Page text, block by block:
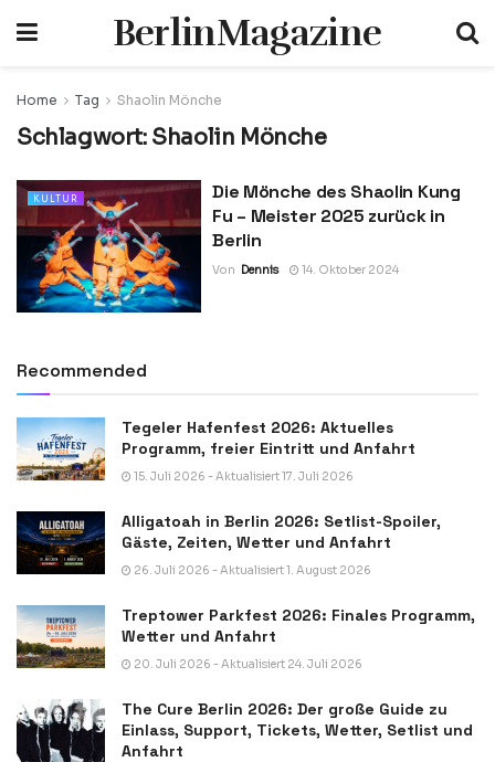
BerlinMagazine
Home Tag Shaolin Mönche
Schlagwort: Shaolin Mönche
KULTUR
Die Mönche des Shaolin Kung
Fu – Meister 2025 zurück in
Berlin
Von Dennis 14. Oktober 2024
Recommended
Tegeler Hafenfest 2026: Aktuelles
Programm, freier Eintritt und Anfahrt
15. Juli 2026 - Aktualisiert 17. Juli 2026
Alligatoah in Berlin 2026: Setlist-Spoiler,
Gäste, Zeiten, Wetter und Anfahrt
26. Juli 2026 - Aktualisiert 1. August 2026
Treptower Parkfest 2026: Finales Programm,
Wetter und Anfahrt
20. Juli 2026 - Aktualisiert 24. Juli 2026
The Cure Berlin 2026: Der große Guide zu
Einlass, Support, Tickets, Wetter, Setlist und
Anfahrt